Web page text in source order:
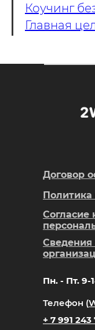
Коучинг
Главная
Телефон (
+ 7 991 243
Пн. - Пт. 9-
Договор
Согласие
Сведения